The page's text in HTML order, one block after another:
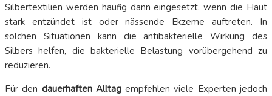
Silbertextilien werden häufig dann eingesetzt, wenn die Haut
stark entzündet ist oder nässende Ekzeme auftreten. In
solchen Situationen kann die antibakterielle Wirkung des
Silbers helfen, die bakterielle Belastung vorübergehend zu
reduzieren.
Für den dauerhaften Alltagempfehlen viele Experten jedoch